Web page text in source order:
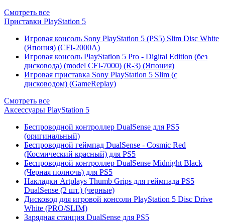
Смотреть все
Приставки PlayStation 5
Игровая консоль Sony PlayStation 5 (PS5) Slim Disc White
(Япония) (CFI-2000A)
Игровая консоль PlayStation 5 Pro - Digital Edition (без
дисковода) (model CFI-7000) (R-3) (Япония)
Игровая приставка Sony PlayStation 5 Slim (с
дисководом) (GameReplay)
Смотреть все
Аксессуары PlayStation 5
Беспроводной контроллер DualSense для PS5
(оригинальный)
Беспроводной геймпад DualSense - Cosmic Red
(Космический красный) для PS5
Беспроводной контроллер DualSense Midnight Black
(Черная полночь) для PS5
Накладки Artplays Thumb Grips для геймпада PS5
DualSense (2 шт.) (черные)
Дисковод для игровой консоли PlayStation 5 Disc Drive
White (PRO/SLIM)
Зарядная станция DualSense для PS5